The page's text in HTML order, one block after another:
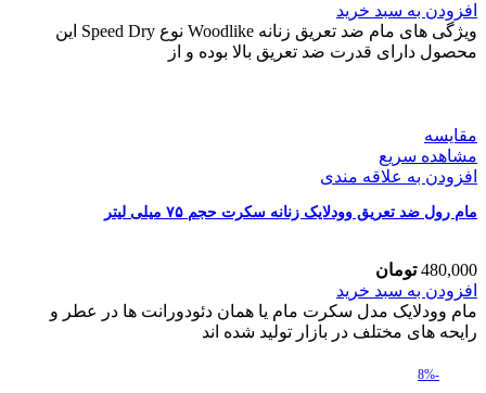
رول
ضد
تعریق
حجم
۷۵
میلی
لیتر
عدد
افزودن به سبد خرید
ویژگی های مام ضد تعریق زنانه Woodlike نوع Speed Dry این
محصول دارای قدرت ضد تعریق بالا بوده و از
مقایسه
مشاهده سریع
افزودن به علاقه مندی
مام رول ضد تعریق وودلایک زنانه سکرت حجم ۷۵ میلی لیتر
480,000 تومان
مام
رول
ضد
وودلایک
افزودن به سبد خرید
مام وودلایک مدل سکرت مام یا همان دئودورانت ها در عطر و
رایحه های مختلف در بازار تولید شده اند
-8%